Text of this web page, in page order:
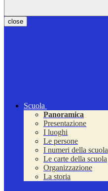
close
Scuola
Panoramica
Presentazione
I luoghi
Le persone
I numeri della scuola
Le carte della scuola
Organizzazione
La storia